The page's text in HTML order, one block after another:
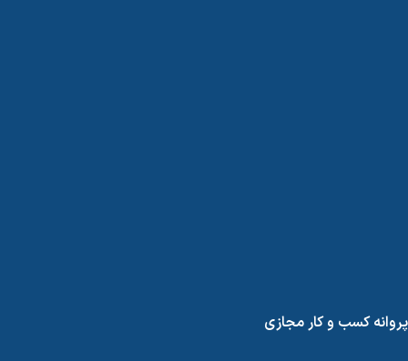
پروانه کسب و کار مجازی